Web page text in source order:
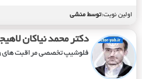
اولین نوبت:توسط منشی
دکتر محمد نیاکان
فلوشیپ تخصصی مراقبت های